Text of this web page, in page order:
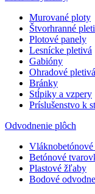
Murované ploty
Štvorhranné
Plotové panely
Lesnícke pletivá
Gabióny
Ohradové pletivá
Bránky
Stĺpiky a vzpery
Príslušenstvo k
Odvodnenie plôch
Betónové
Plastové žľaby
Bodové